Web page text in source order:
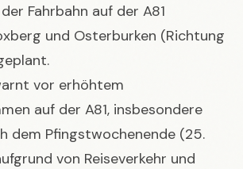
Fahrbahn auf der A81
und Osterburken (Richtung
vor erhöhtem
auf der A81, insbesondere
dem Pfingstwochenende (25.
von Reiseverkehr und